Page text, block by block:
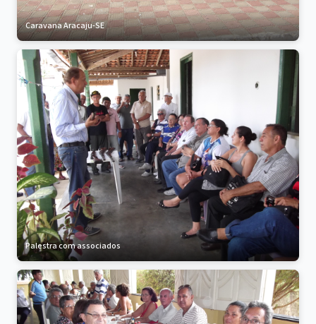
Caravana Aracaju-SE
Palestra com associados